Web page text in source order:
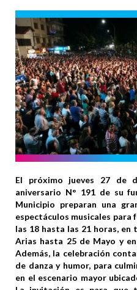
El próximo jueves 27 de
aniversario N° 191 de su
Municipio preparan una
espectáculos musicales para
las 18 hasta las 21 horas, en
Arias hasta 25 de Mayo y
Además, la celebración
de danza y humor, para
en el escenario mayor